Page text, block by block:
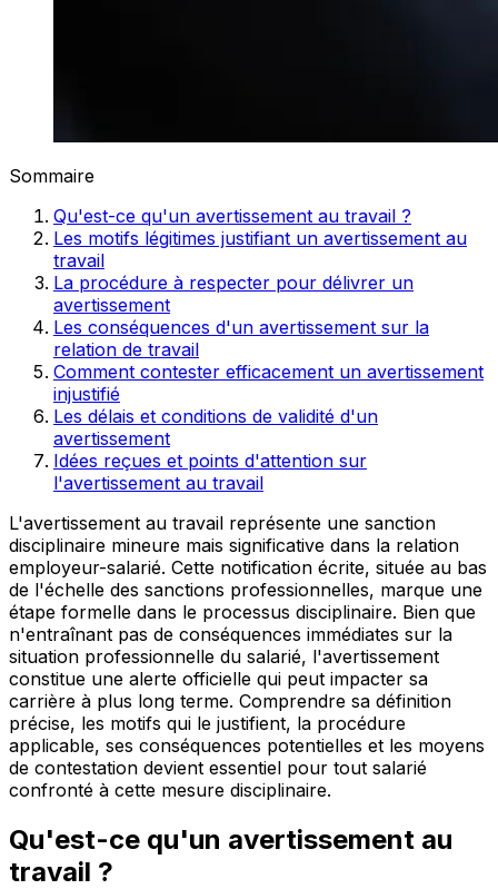
Sommaire
Qu'est-ce qu'un avertissement au travail ?
Les motifs légitimes justifiant un avertissement au
travail
La procédure à respecter pour délivrer un
avertissement
Les conséquences d'un avertissement sur la
relation de travail
Comment contester efficacement un avertissement
injustifié
Les délais et conditions de validité d'un
avertissement
Idées reçues et points d'attention sur
l'avertissement au travail
L'avertissement au travail représente une sanction
disciplinaire mineure mais significative dans la relation
employeur-salarié. Cette notification écrite, située au bas
de l'échelle des sanctions professionnelles, marque une
étape formelle dans le processus disciplinaire. Bien que
n'entraînant pas de conséquences immédiates sur la
situation professionnelle du salarié, l'avertissement
constitue une alerte officielle qui peut impacter sa
carrière à plus long terme. Comprendre sa définition
précise, les motifs qui le justifient, la procédure
applicable, ses conséquences potentielles et les moyens
de contestation devient essentiel pour tout salarié
confronté à cette mesure disciplinaire.
Qu'est-ce qu'un avertissement au
travail ?